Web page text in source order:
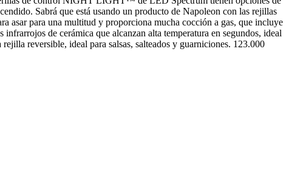
Sabrá que está usando un producto de Napoleon con las rejillas
asar para una multitud y proporciona mucha cocción a gas, que incluye
de cerámica que alcanzan alta temperatura en segundos, ideal
reversible, ideal para salsas, salteados y guarniciones. 123.000